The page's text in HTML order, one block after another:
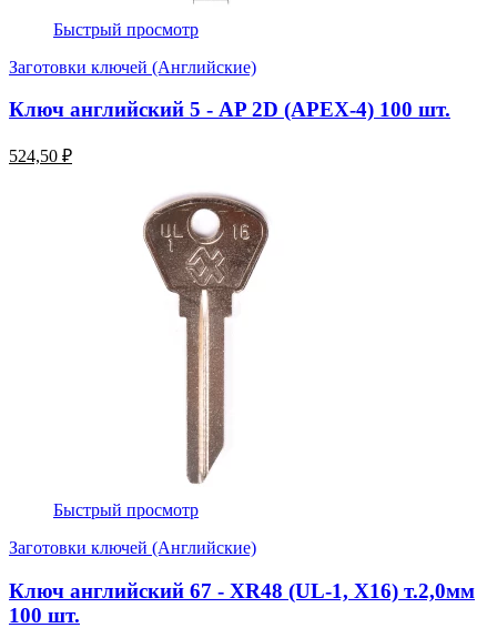
Быстрый просмотр
Заготовки ключей (Английские)
Ключ английский 5 - AP 2D (APEX-4) 100 шт.
524,50 ₽
Быстрый просмотр
Заготовки ключей (Английские)
Ключ английский 67 - XR48 (UL-1, Х16) т.2,0мм
100 шт.